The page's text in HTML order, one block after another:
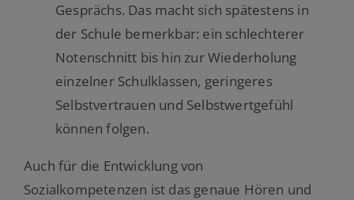
Gesprächs. Das macht sich spätestens in
der Schule bemerkbar: ein schlechterer
Notenschnitt bis hin zur Wiederholung
einzelner Schulklassen, geringeres
Selbstvertrauen und Selbstwertgefühl
können folgen.
Auch für die Entwicklung von
Sozialkompetenzen ist das genaue Hören und